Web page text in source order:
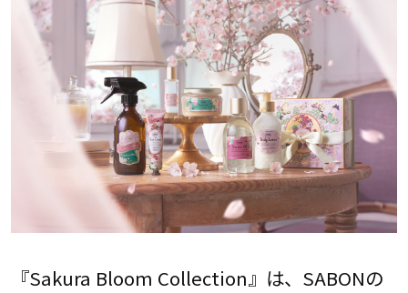
『Sakura Bloom Collection』は、SABONの